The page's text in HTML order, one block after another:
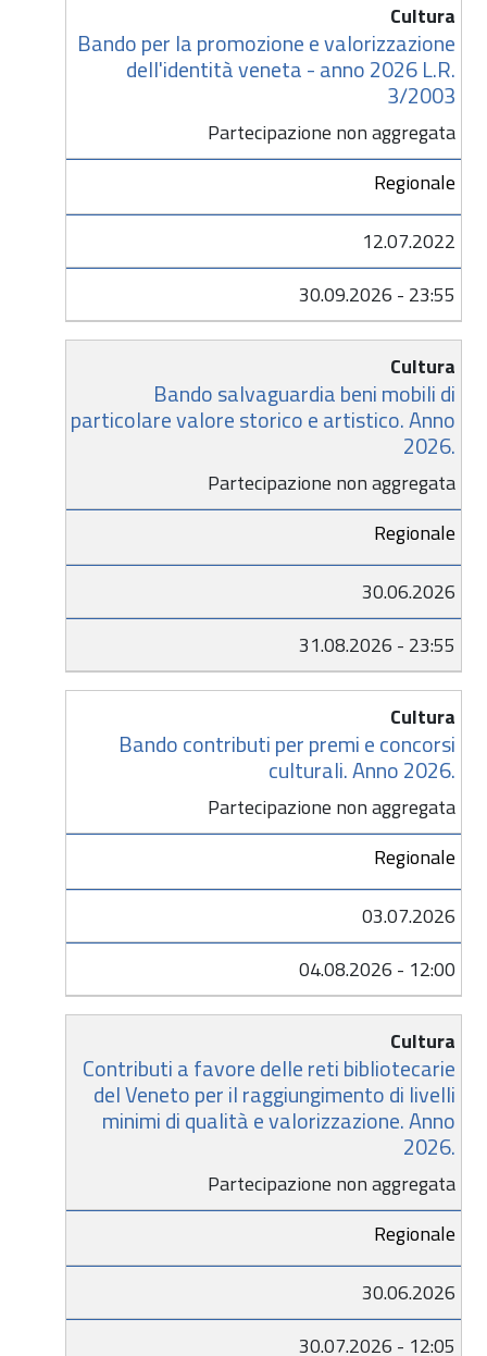
Cultura
Bando per la promozione e valorizzazione
dell'identità veneta - anno 2026 L.R.
3/2003
Partecipazione non aggregata
Regionale
12.07.2022
30.09.2026 - 23:55
Cultura
Bando salvaguardia beni mobili di
particolare valore storico e artistico. Anno
2026.
Partecipazione non aggregata
Regionale
30.06.2026
31.08.2026 - 23:55
Cultura
Bando contributi per premi e concorsi
culturali. Anno 2026.
Partecipazione non aggregata
Regionale
03.07.2026
04.08.2026 - 12:00
Cultura
Contributi a favore delle reti bibliotecarie
del Veneto per il raggiungimento di livelli
minimi di qualità e valorizzazione. Anno
2026.
Partecipazione non aggregata
Regionale
30.06.2026
30.07.2026 - 12:05